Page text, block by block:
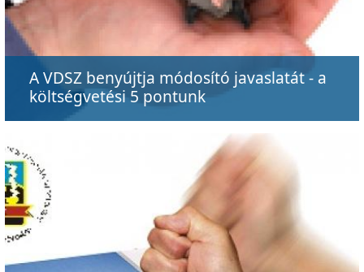
A VDSZ benyújtja módosító javaslatát - a
költségvetési 5 pontunk